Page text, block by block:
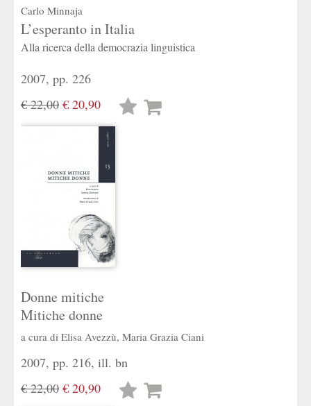
Carlo Minnaja
L’esperanto in Italia
Alla ricerca della democrazia linguistica
2007, pp. 226
€ 22,00 € 20,90
Lista
Donne mitiche
Mitiche donne
a cura di Elisa Avezzù, Maria Grazia Ciani
2007, pp. 216, ill. bn
€ 22,00 € 20,90
Lista